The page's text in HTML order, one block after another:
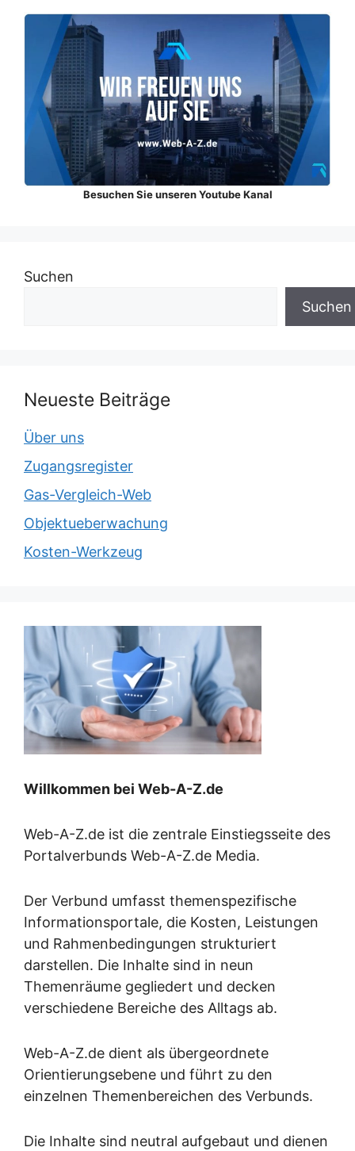
Besuchen Sie unseren Youtube Kanal
Suchen
Suchen
Neueste Beiträge
Über uns
Zugangsregister
Gas-Vergleich-Web
Objektueberwachung
Kosten-Werkzeug
Willkommen bei Web-A-Z.de
Web-A-Z.de ist die zentrale Einstiegsseite des
Portalverbunds Web-A-Z.de Media.
Der Verbund umfasst themenspezifische
Informationsportale, die Kosten, Leistungen
und Rahmenbedingungen strukturiert
darstellen. Die Inhalte sind in neun
Themenräume gegliedert und decken
verschiedene Bereiche des Alltags ab.
Web-A-Z.de dient als übergeordnete
Orientierungsebene und führt zu den
einzelnen Themenbereichen des Verbunds.
Die Inhalte sind neutral aufgebaut und dienen